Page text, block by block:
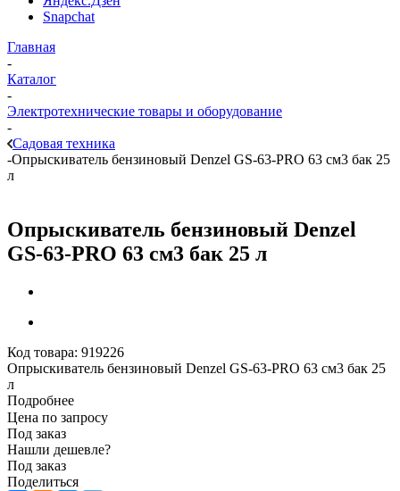
Snapchat
Главная
-
Каталог
-
Электротехнические товары и оборудование
-
Садовая техника
-Опрыскиватель бензиновый Denzel GS-63-PRO 63 см3 бак 25
л
Опрыскиватель бензиновый Denzel
GS-63-PRO 63 см3 бак 25 л
Код товара: 919226
Опрыскиватель бензиновый Denzel GS-63-PRO 63 см3 бак 25
л
Подробнее
Цена по запросу
Под заказ
Нашли дешевле?
Под заказ
Поделиться